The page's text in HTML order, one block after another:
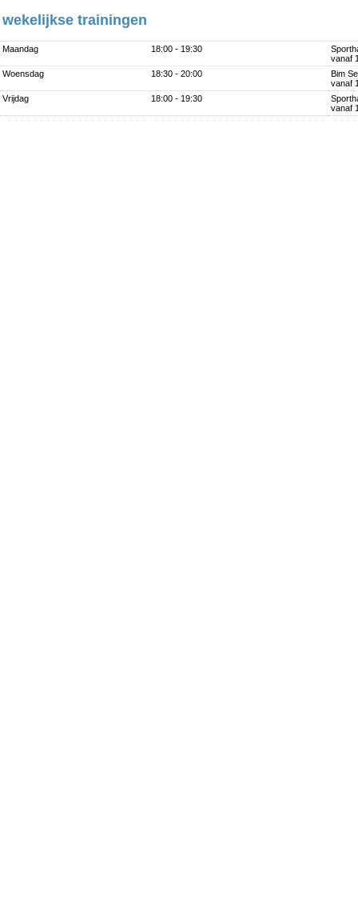
wekelijkse trainingen
Maandag 18:00 - 19:30
vanaf
Woensdag
18:30 - 20:00
Bim
vanaf
Vrijdag
18:00 - 19:30
vanaf